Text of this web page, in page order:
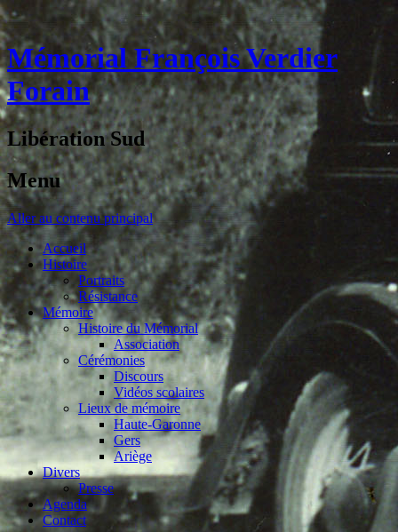
Mémorial François Verdier
Forain
Libération Sud
Menu
Aller au contenu principal
Accueil
Histoire
Portraits
Résistance
Mémoire
Histoire du Mémorial
Association
Cérémonies
Discours
Vidéos scolaires
Lieux de mémoire
Haute-Garonne
Gers
Ariège
Divers
Presse
Agenda
Contact